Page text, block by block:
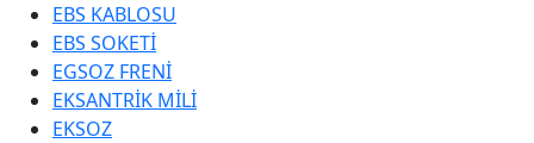
EBS KABLOSU
EBS SOKETİ
EGSOZ FRENİ
EKSANTRİK MİLİ
EKSOZ